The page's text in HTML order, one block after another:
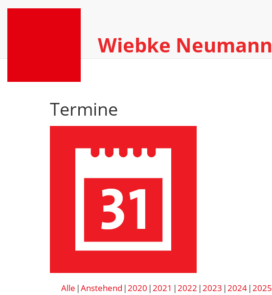
Wiebke Neumann
Termine
Alle Anstehend 2020 2021 2022 2023 2024 2025